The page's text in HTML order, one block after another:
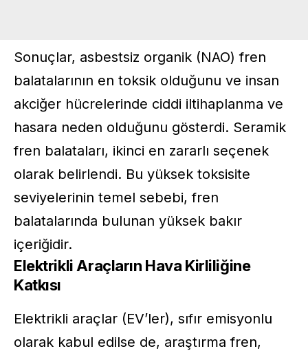
Sonuçlar, asbestsiz organik (NAO) fren
balatalarının en toksik olduğunu ve insan
akciğer hücrelerinde ciddi iltihaplanma ve
hasara neden olduğunu gösterdi. Seramik
fren balataları, ikinci en zararlı seçenek
olarak belirlendi. Bu yüksek toksisite
seviyelerinin temel sebebi, fren
balatalarında bulunan yüksek bakır
içeriğidir.
Elektrikli Araçların Hava Kirliliğine
Katkısı
Elektrikli araçlar (EV’ler), sıfır emisyonlu
olarak kabul edilse de, araştırma fren,